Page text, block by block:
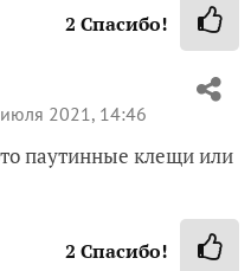
2 Спасибо!
2021, 14:46
паутинные клещи или
2 Спасибо!